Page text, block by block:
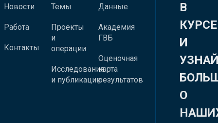
Новости
Работа
Контакты
Темы
Проекты
и
операции
Исследования
и публикации
Данные
Академия
ГВБ
Оценочная
карта
результатов
В
КУРСЕ
И
О